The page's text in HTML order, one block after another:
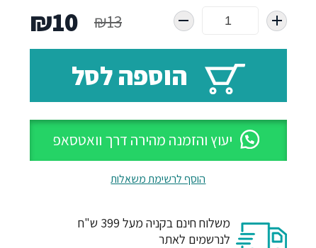
₪13
המחיר
המקורי
היה:
₪13.
₪10
הוספה לסל
יעוץ והזמנה מהירה דרך וואטסאפ
הוסף לרשימת משאלות
משלוח חינם בקניה מעל 399 ש"ח
לנרשמים לאתר